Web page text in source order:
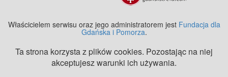
Właścicielem serwisu oraz jego administratorem jest Fundacja dla
Gdańska i Pomorza.
Ta strona korzysta z plików cookies. Pozostając na niej
akceptujesz warunki ich używania.